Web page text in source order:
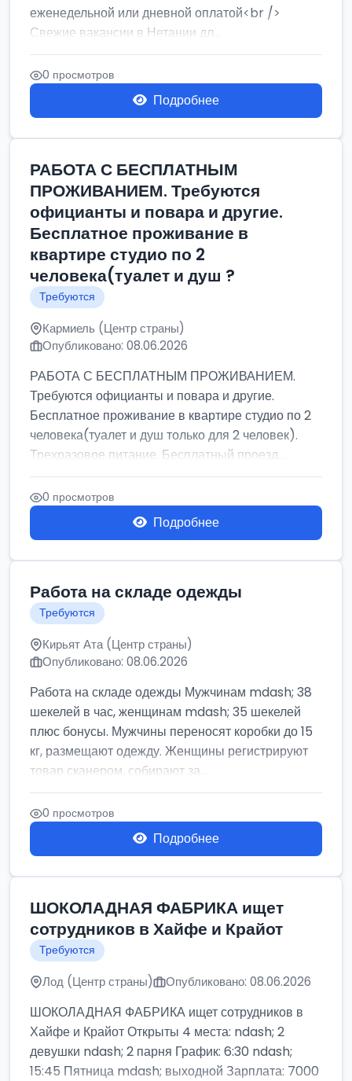
еженедельной или дневной оплатой<br />
Свежие вакансии в Нетании дл...
0 просмотров
Подробнее
РАБОТА С БЕСПЛАТНЫМ
ПРОЖИВАНИЕМ. Требуются
официанты и повара и другие.
Бесплатное проживание в
квартире студио по 2
человека(туалет и душ ?
Требуются
Кармиель (Центр страны)
Опубликовано: 08.06.2026
РАБОТА С БЕСПЛАТНЫМ ПРОЖИВАНИЕМ.
Требуются официанты и повара и другие.
Бесплатное проживание в квартире студио по 2
человека(туалет и душ только для 2 человек).
Трехразовое питание. Бесплатный проезд...
0 просмотров
Подробнее
Работа на складе одежды
Требуются
Кирьят Ата (Центр страны)
Опубликовано: 08.06.2026
Работа на складе одежды Мужчинам mdash; 38
шекелей в час, женщинам mdash; 35 шекелей
плюс бонусы. Мужчины переносят коробки до 15
кг, размещают одежду. Женщины регистрируют
товар сканером, собирают за...
0 просмотров
Подробнее
ШОКОЛАДНАЯ ФАБРИКА ищет
сотрудников в Хайфе и Крайот
Требуются
Лод (Центр страны) Опубликовано: 08.06.2026
ШОКОЛАДНАЯ ФАБРИКА ищет сотрудников в
Хайфе и Крайот Открыты 4 места: ndash; 2
девушки ndash; 2 парня График: 6:30 ndash;
15:45 Пятница mdash; выходной Зарплата: 7000